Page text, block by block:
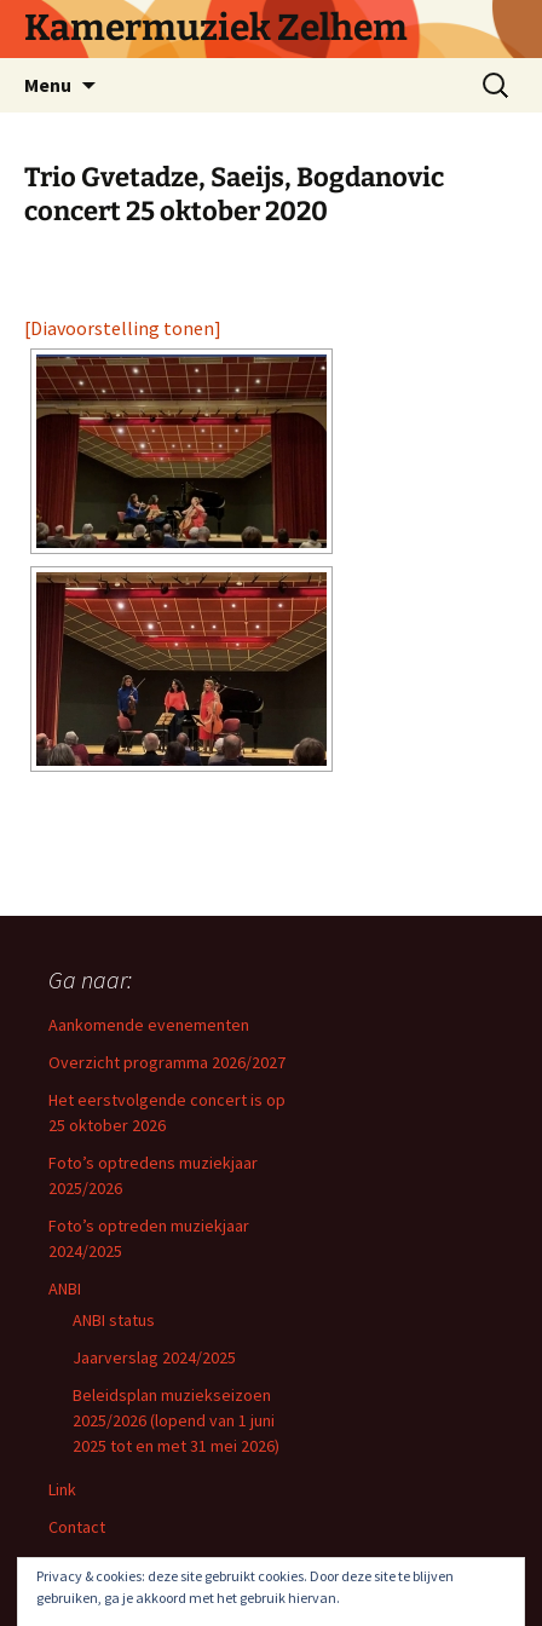
naarKamermuziek Zelhem
Menu
Zoeken
naar:
Trio Gvetadze, Saeijs, Bogdanovic
concert 25 oktober 2020
[Diavoorstelling tonen]
Ga naar:
Aankomende evenementen
Overzicht programma 2026/2027
Het eerstvolgende concert is op
25 oktober 2026
Foto’s optredens muziekjaar
2025/2026
Foto’s optreden muziekjaar
2024/2025
ANBI
ANBI status
Jaarverslag 2024/2025
Beleidsplan muziekseizoen
2025/2026 (lopend van 1 juni
2025 tot en met 31 mei 2026)
Link
Contact
Privacybeleid
Privacy & cookies: deze site gebruikt cookies. Door deze site te blijven
gebruiken, ga je akkoord met het gebruik hiervan.